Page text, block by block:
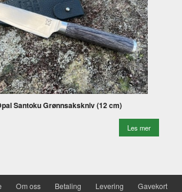
Santoku Grønnsakskniv (12 cm)
Les mer
Om oss Betaling Levering Gavekort